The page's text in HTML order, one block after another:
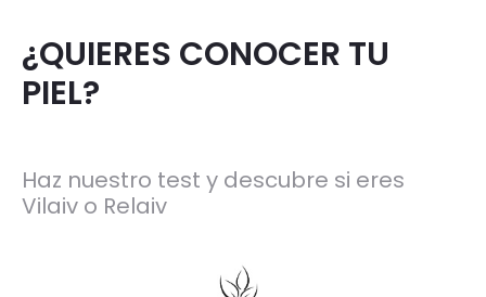
¿QUIERES CONOCER TU
PIEL?
Haz nuestro test y descubre si eres
Vilaiv o Relaiv